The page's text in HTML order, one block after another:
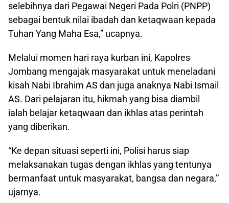
selebihnya dari Pegawai Negeri Pada Polri (PNPP)
sebagai bentuk nilai ibadah dan ketaqwaan kepada
Tuhan Yang Maha Esa,” ucapnya.
Melalui momen hari raya kurban ini, Kapolres
Jombang mengajak masyarakat untuk meneladani
kisah Nabi Ibrahim AS dan juga anaknya Nabi Ismail
AS. Dari pelajaran itu, hikmah yang bisa diambil
ialah belajar ketaqwaan dan ikhlas atas perintah
yang diberikan.
“Ke depan situasi seperti ini, Polisi harus siap
melaksanakan tugas dengan ikhlas yang tentunya
bermanfaat untuk masyarakat, bangsa dan negara,”
ujarnya.